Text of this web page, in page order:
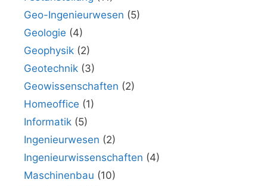
Geo-Ingenieurwesen (5)
Geologie (4)
Geophysik (2)
Geotechnik (3)
Geowissenschaften (2)
Homeoffice (1)
Informatik (5)
Ingenieurwesen (2)
Ingenieurwissenschaften (4)
Maschinenbau (10)